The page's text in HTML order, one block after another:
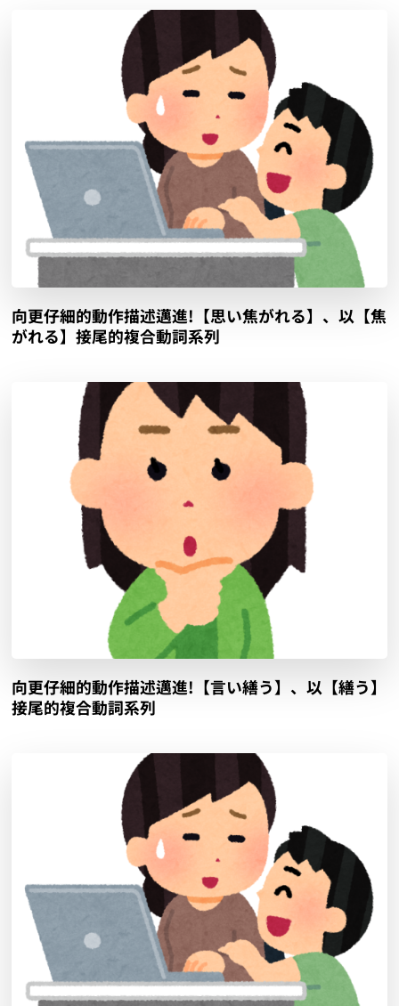
向更仔細的動作描述邁進!【思い焦がれる】、以【焦
がれる】接尾的複合動詞系列
向更仔細的動作描述邁進!【言い繕う】、以【繕う】
接尾的複合動詞系列